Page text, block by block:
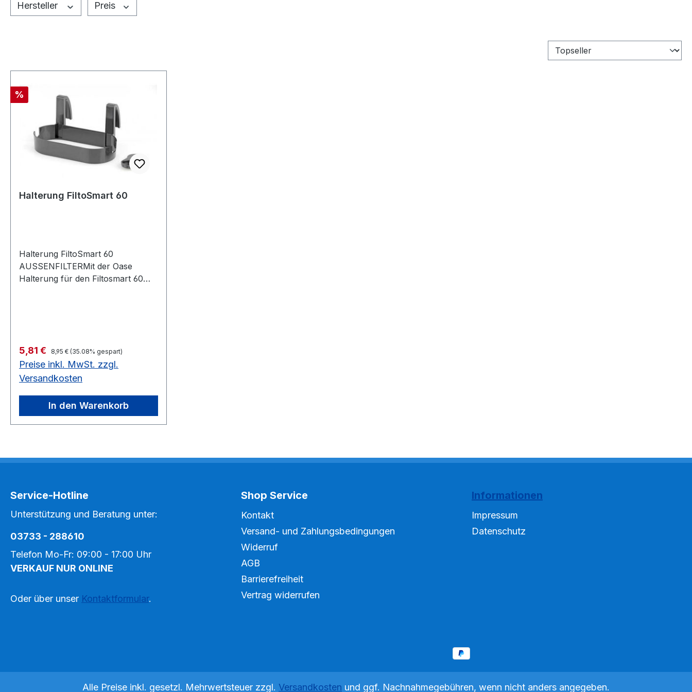
Hersteller Preis
Rabatt
%
Halterung FiltoSmart 60
Halterung FiltoSmart 60
AUSSENFILTERMit der Oase
Halterung für den Filtosmart 60
Verkaufspreis:
5,81 € Regulärer Preis:
8,95 € (35.08% gespart)
Preise inkl. MwSt. zzgl.
Versandkosten
In den Warenkorb
Service-Hotline
Unterstützung und Beratung unter:
03733 - 288610
Telefon Mo-Fr: 09:00 - 17:00 Uhr
VERKAUF NUR ONLINE
Oder über unser Kontaktformular.
Shop Service
Kontakt
Versand- und Zahlungsbedingungen
Widerruf
AGB
Barrierefreiheit
Vertrag widerrufen
Informationen
Impressum
Datenschutz
Alle Preise inkl. gesetzl. Mehrwertsteuer zzgl. Versandkosten und ggf. Nachnahmegebühren, wenn nicht anders angegeben.